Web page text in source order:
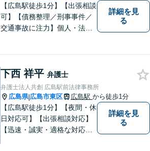
【広島駅徒歩1分】【出張相談
可】【債務整理／刑事事件／
交通事故に注力】個人・法人
の「平和」が実現できるよ
う、依頼者一人ひとりに寄り
添い、解決へ導きます。
詳細を見
る
下西 祥平 弁護士
弁護士法人共創 広島駅前法律事務所
広島県|広島市東区 広島駅 から徒歩1分
【広島駅徒歩1分】【夜間・休
日対応可】【出張相談対応】
【迅速・誠実・適格な対応】
詳細を見
る